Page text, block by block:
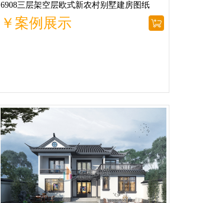
6908三层架空层欧式新农村别墅建房图纸
￥案例展示